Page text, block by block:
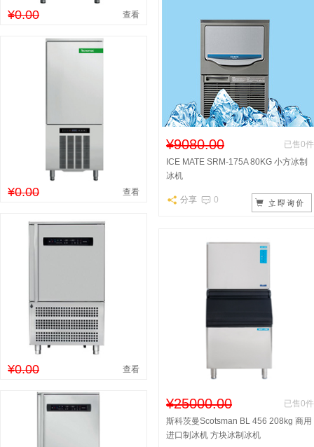
¥0.00 查看
¥0.00 查看
¥0.00 查看
¥9080.00
已售0件
ICE MATE SRM-175A 80KG 小方冰制
冰机
分享 0
¥25000.00
已售0件
斯科茨曼Scotsman BL 456 208kg 商用
进口制冰机 方块冰制冰机